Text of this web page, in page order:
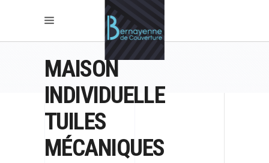
MAISON
INDIVIDUELLE
TUILES
MÉCANIQUES